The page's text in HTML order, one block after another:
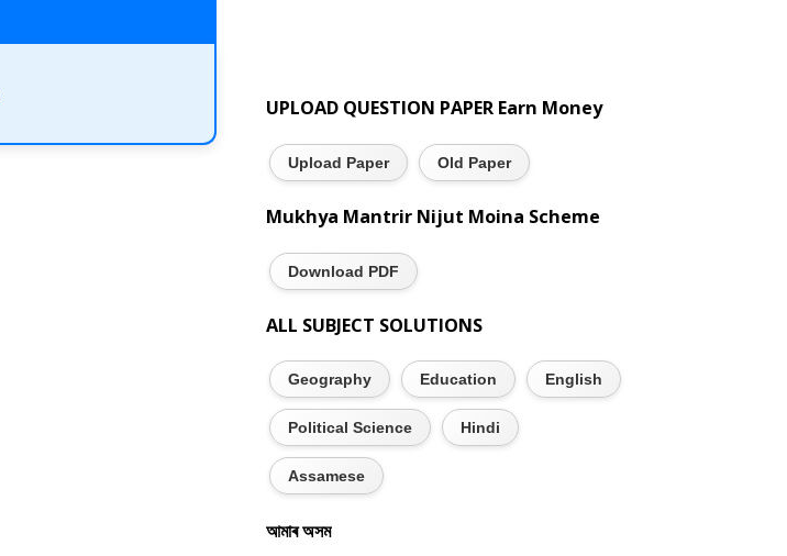
UPLOAD QUESTION PAPER Earn Money
Upload Paper Old Paper
Mukhya Mantrir Nijut Moina Scheme
Download PDF
ALL SUBJECT SOLUTIONS
Geography Education English
Political Science Hindi
Assamese
আমাৰ অসম